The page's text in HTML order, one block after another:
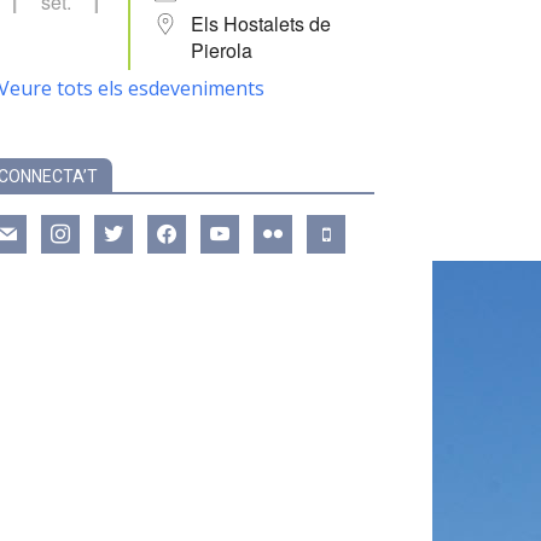
Els Hostalets de
Pierola
tots els esdeveniments
instagramtwitter facebookyoutube flickr mobile